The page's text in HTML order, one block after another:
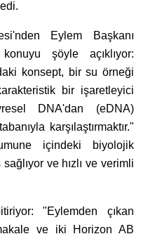
Eylem Başkanı
şöyle açıklıyor:
konsept, bir su örneği
bir işaretleyici
DNA'dan (eDNA)
karşılaştırmaktır."
içindeki biyolojik
ve hızlı ve verimli
"Eylemden çıkan
ve iki Horizon AB